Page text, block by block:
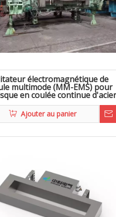
électromagnétique de
multimode (MM-EMS) pour
en coulée continue
Ajouter au panier